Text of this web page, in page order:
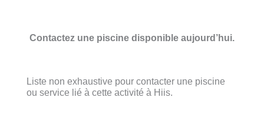
Contactez une piscine disponible aujourd’hui.
Liste non exhaustive pour contacter une piscine
ou service lié à cette activité à Hiis.